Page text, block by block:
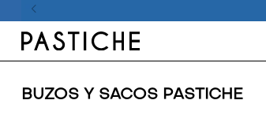
BUZOS Y SACOS PASTICHE